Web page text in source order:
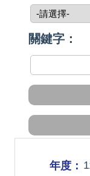
關鍵字：
年度：